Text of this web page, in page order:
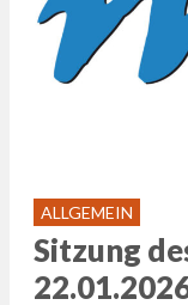
ALLGEMEIN
Sitzung